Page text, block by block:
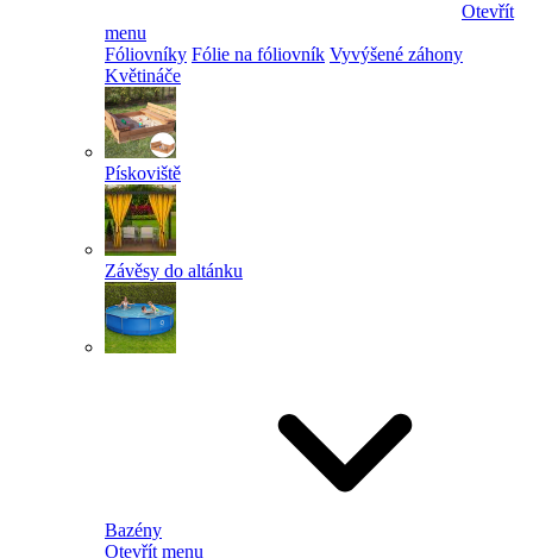
Otevřít
menu
Fóliovníky Fólie na fóliovník Vyvýšené záhony
Květináče
Pískoviště
Závěsy do altánku
Bazény
Otevřít menu